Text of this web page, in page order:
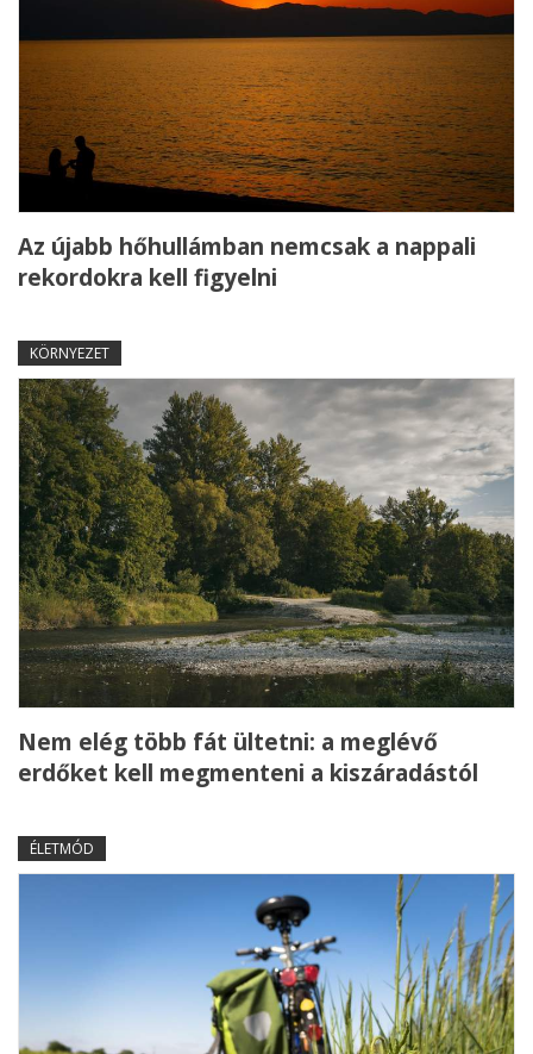
Az újabb hőhullámban nemcsak a nappali
rekordokra kell figyelni
KÖRNYEZET
Nem elég több fát ültetni: a meglévő
erdőket kell megmenteni a kiszáradástól
ÉLETMÓD